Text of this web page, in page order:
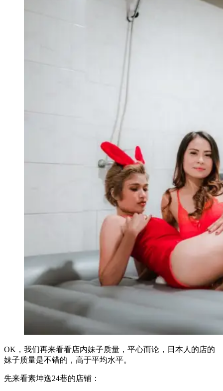
OK，我们再来看看店内妹子质量，平心而论，日本人的店的
妹子质量是不错的，高于平均水平。
先来看素坤逸24巷的店铺：